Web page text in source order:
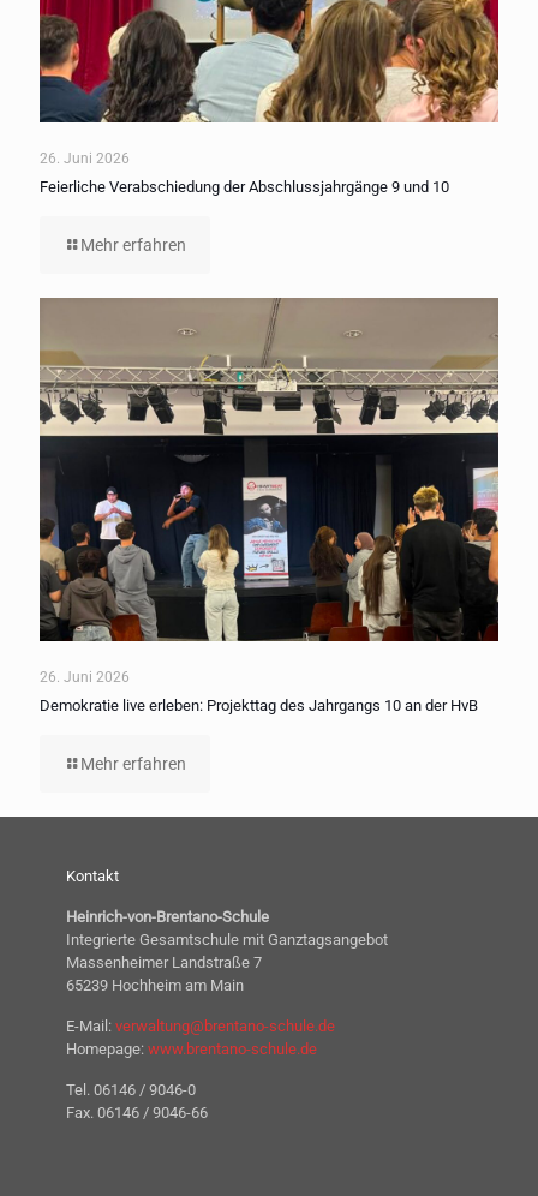
26. Juni 2026
Feierliche Verabschiedung der Abschlussjahrgänge 9 und 10
Mehr erfahren
26. Juni 2026
Demokratie live erleben: Projekttag des Jahrgangs 10 an der HvB
Mehr erfahren
Kontakt
Heinrich-von-Brentano-Schule
Integrierte Gesamtschule mit Ganztagsangebot
Massenheimer Landstraße 7
65239 Hochheim am Main
E-Mail: verwaltung@brentano-schule.de
Homepage: www.brentano-schule.de
Tel. 06146 / 9046-0
Fax. 06146 / 9046-66